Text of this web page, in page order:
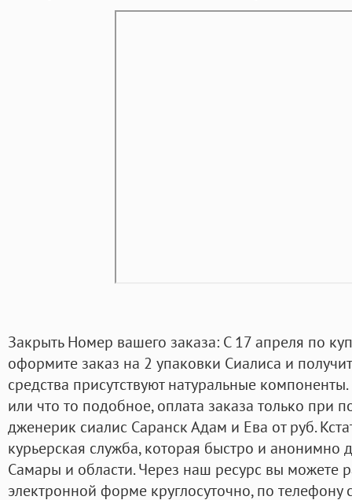
Закрыть Номер вашего заказа: С 17 апреля по
оформите заказ на 2 упаковки Сиалиса и
средства присутствуют натуральные
или что то подобное, оплата заказа только при
дженерик сиалис Саранск Адам и Ева от руб.
курьерская служба, которая быстро и анонимно
Самары и области. Через наш ресурс вы можете
электронной форме круглосуточно, по телефону